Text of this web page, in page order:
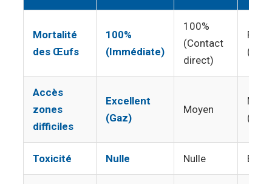
Mortalité
des Œufs
100%
(Immédiate)
100%
(Contact
direct)
Accès
zones
difficiles
Excellent
(Gaz)
Moyen
Toxicité Nulle Nulle